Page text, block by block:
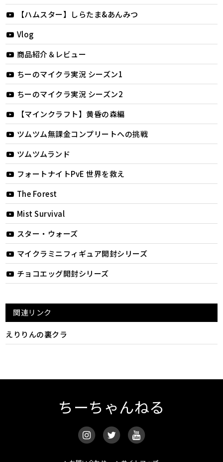
【ハムスター】しらたま&あんみつ
Vlog
商品紹介＆レビュー
ちーのマイクラ実況 シーズン1
ちーのマイクラ実況 シーズン2
【マインクラフト】黄昏の森編
ツムツム無課金コンプリートへの挑戦
ツムツムランド
フォートナイトPvE 世界を救え
The Forest
Mist Survival
スター・ウォーズ
マイクラミニフィギュア開封シリーズ
チョコエッグ開封シリーズ
関連リンク
えりりんの裏クラ
ちーちゃんねる